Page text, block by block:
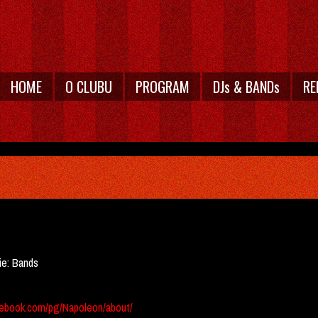
HOME O CLUBU PROGRAM DJs & BANDs
Bands
pg/Napoleon/about/